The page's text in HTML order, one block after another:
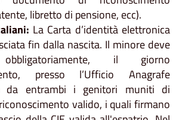
libretto di pensione, ecc).
La Carta d’identità elettronica
fin dalla nascita. Il minore deve
obbligatoriamente, il giorno
presso l’Ufficio Anagrafe
da entrambi i genitori muniti di
valido, i quali firmano